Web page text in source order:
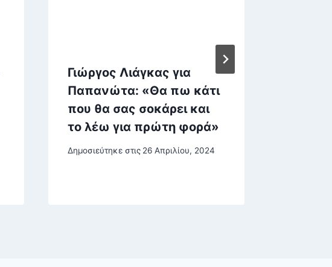
Γιώργος Λιάγκας για
Παπανώτα: «Θα πω κάτι
που θα σας σοκάρει και
το λέω για πρώτη φορά»
Δημοσιεύτηκε στις 26 Απριλίου, 2024